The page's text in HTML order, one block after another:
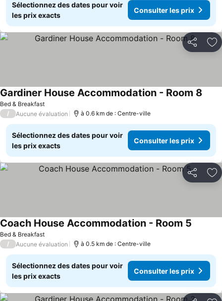
Sélectionnez des dates pour voir
les prix exacts
Consulter les prix
Partager
Bed & Breakfast
Gardiner House Accommodation - Room 8
/ Aucune évaluation à 0.6 km de : Centre-ville
Sélectionnez des dates pour voir
les prix exacts
Consulter les prix
Partager
Bed & Breakfast
Coach House Accommodation - Room 5
/ Aucune évaluation à 0.5 km de : Centre-ville
Sélectionnez des dates pour voir
les prix exacts
Consulter les prix